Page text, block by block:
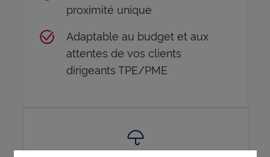
proximité unique
Adaptable au budget et aux
attentes de vos clients
dirigeants TPE/PME